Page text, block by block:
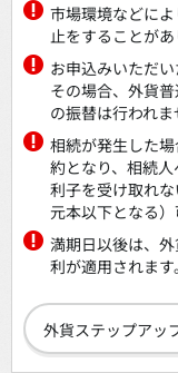
市場環境などに
止をすることがあ
お申込みいただ
その場合、外貨
の振替は行われま
相続が発生した
約となり、相続
利子を受け取れ
元本以下となる）
満期日以後は、
利が適用されます。
外貨ステップアッ